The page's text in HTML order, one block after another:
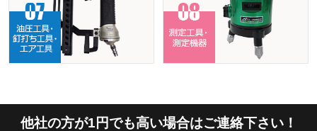
他社の方が1円でも高い場合はご連絡下さい！